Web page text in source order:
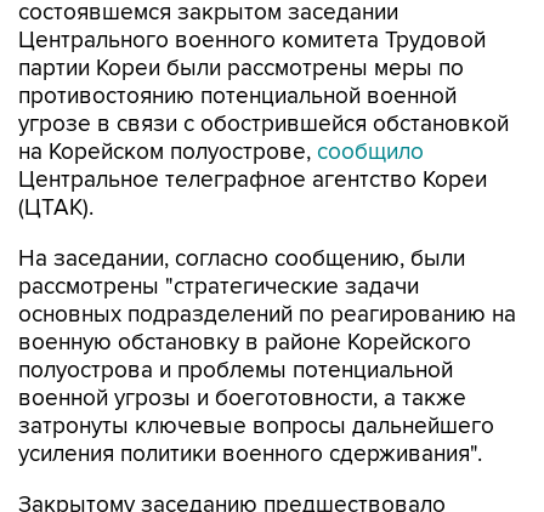
состоявшемся закрытом заседании
Центрального военного комитета Трудовой
партии Кореи были рассмотрены меры по
противостоянию потенциальной военной
угрозе в связи с обострившейся обстановкой
на Корейском полуострове, сообщило
Центральное телеграфное агентство Кореи
(ЦТАК).
На заседании, согласно сообщению, были
рассмотрены "стратегические задачи
основных подразделений по реагированию на
военную обстановку в районе Корейского
полуострова и проблемы потенциальной
военной угрозы и боеготовности, а также
затронуты ключевые вопросы дальнейшего
усиления политики военного сдерживания".
Закрытому заседанию предшествовало